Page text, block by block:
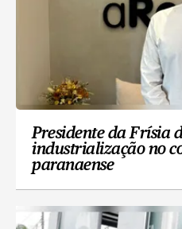
Presidente da Frísia
industrialização no
paranaense